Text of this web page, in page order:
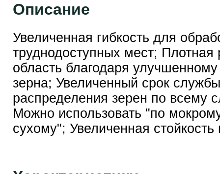
Описание
Увеличенная гибкость для
труднодоступных мест; Плотная
область благодаря улучшенному
зерна; Увеличенный срок
распределения зерен по всему
Можно использовать "по
сухому"; Увеличенная стойкость